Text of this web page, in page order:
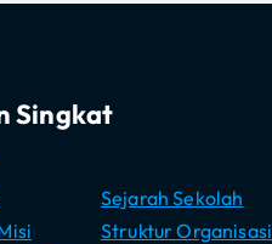
Singkat
Sejarah Sekolah
Struktur Organisasi